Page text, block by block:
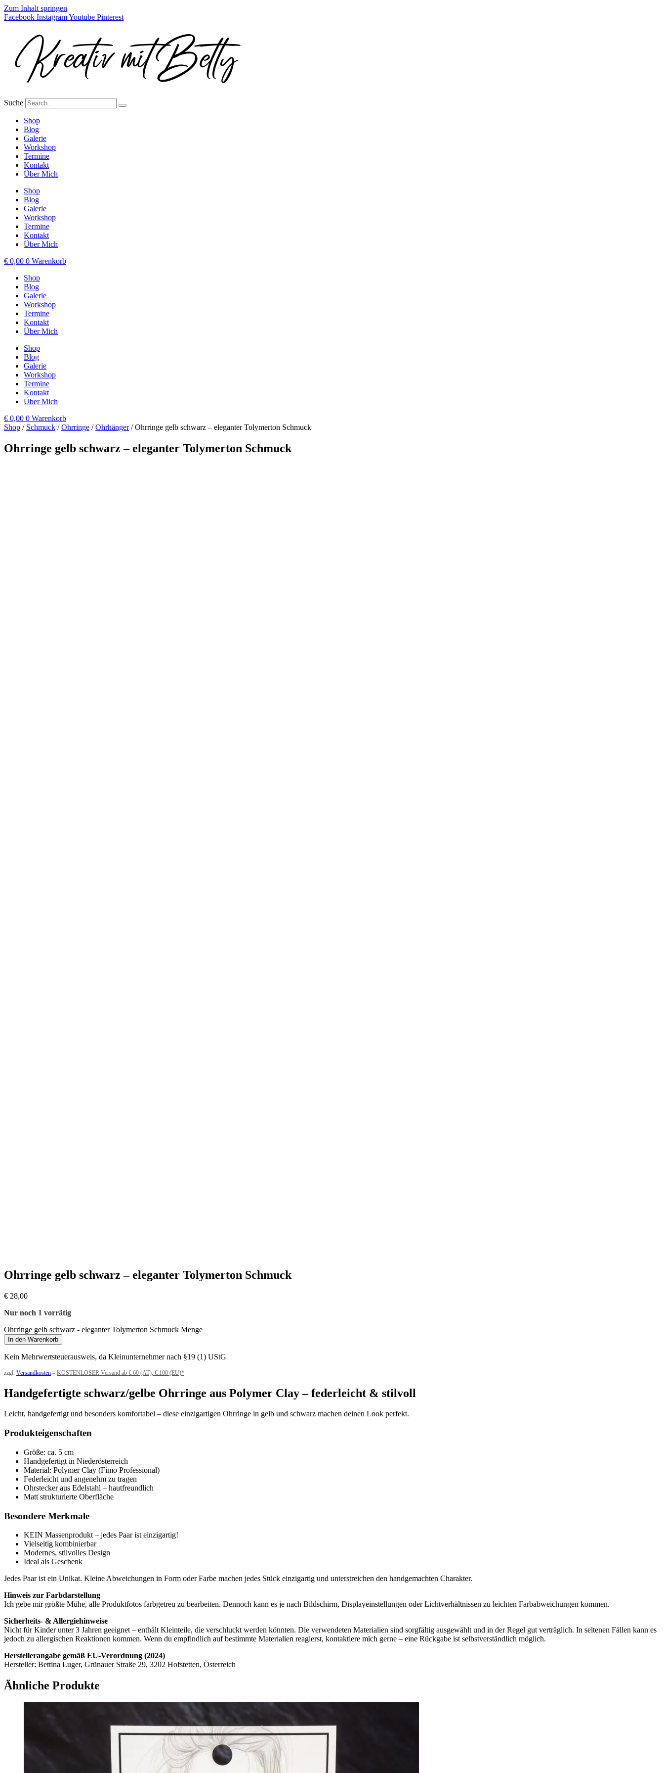
Zum Inhalt springen
Facebook InstagramYoutube Pinterest
Suche
Shop
Blog
Galerie
Workshop
Termine
Kontakt
Über Mich
Shop
Blog
Galerie
Workshop
Termine
Kontakt
Über Mich
€ 0,00 0 Warenkorb
Shop
Blog
Galerie
Workshop
Termine
Kontakt
Über Mich
Shop
Blog
Galerie
Workshop
Termine
Kontakt
Über Mich
€ 0,00 0 Warenkorb
Shop / Schmuck /Ohrringe /Ohrhänger/ Ohrringe gelb schwarz – eleganter Tolymerton Schmuck
Ohrringe gelb schwarz – eleganter Tolymerton Schmuck
Ohrringe gelb schwarz – eleganter Tolymerton Schmuck
€ 28,00
Nur noch 1 vorrätig
Ohrringe gelb schwarz - eleganter Tolymerton Schmuck Menge
In den Warenkorb
Kein Mehrwertsteuerausweis, da Kleinunternehmer nach §19 (1) UStG
zzgl. Versandkosten – KOSTENLOSER Versand ab € 60 (AT), € 100 (EU)*
Handgefertigte schwarz/gelbe Ohrringe aus Polymer Clay – federleicht & stilvoll
Leicht, handgefertigt und besonders komfortabel – diese einzigartigen Ohrringe in gelb und schwarz machen deinen Look perfekt.
Produkteigenschaften
Größe: ca. 5 cm
Handgefertigt in Niederösterreich
Material: Polymer Clay (Fimo Professional)
Federleicht und angenehm zu tragen
Ohrstecker aus Edelstahl – hautfreundlich
Matt strukturierte Oberfläche
Besondere Merkmale
KEIN Massenprodukt – jedes Paar ist einzigartig!
Vielseitig kombinierbar
Modernes, stilvolles Design
Ideal als Geschenk
Jedes Paar ist ein Unikat. Kleine Abweichungen in Form oder Farbe machen jedes Stück einzigartig und unterstreichen den handgemachten Charakter.
Hinweis zur Farbdarstellung
Ich gebe mir größte Mühe, alle Produktfotos farbgetreu zu bearbeiten. Dennoch kann es je nach Bildschirm, Displayeinstellungen oder Lichtverhältnissen zu leichten Farbabweichungen kommen.
Sicherheits- & Allergiehinweise
Nicht für Kinder unter 3 Jahren geeignet – enthält Kleinteile, die verschluckt werden könnten. Die verwendeten Materialien sind sorgfältig ausgewählt und in der Regel gut verträglich. In seltenen Fällen kann es
jedoch zu allergischen Reaktionen kommen. Wenn du empfindlich auf bestimmte Materialien reagierst, kontaktiere mich gerne – eine Rückgabe ist selbstverständlich möglich.
Herstellerangabe gemäß EU-Verordnung (2024)
Hersteller: Bettina Luger, Grünauer Straße 29, 3202 Hofstetten, Österreich
Ähnliche Produkte